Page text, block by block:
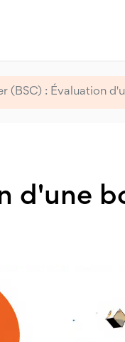
(BSC) : Évaluation
d'une